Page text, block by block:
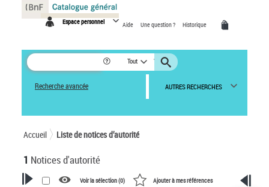
Espace personnel Aide Une question ? Historique
Tout
Recherche avancée AUTRES RECHERCHES
Accueil Liste de notices d’autorité
1 Notices d'autorité
Voir la sélection (0) Ajouter à mes références
Panneau de gestion des cookies